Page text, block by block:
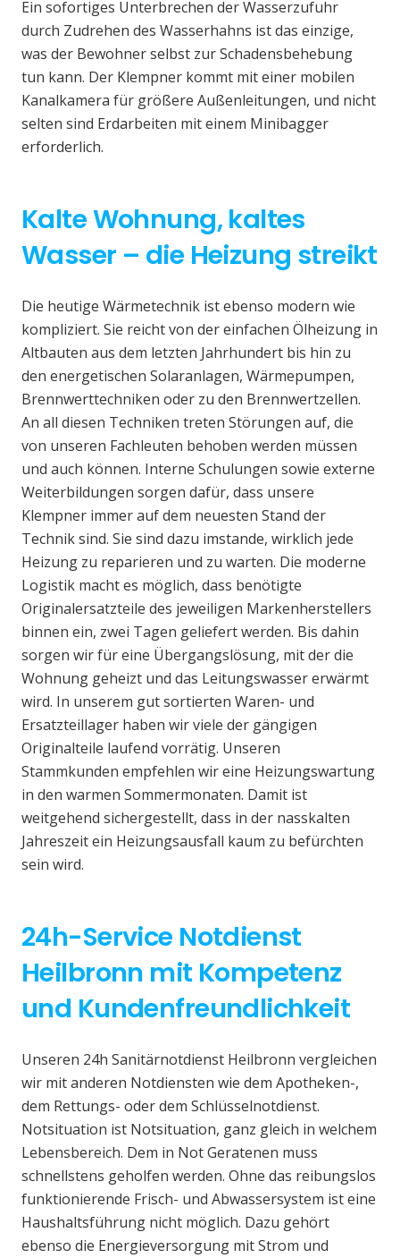
Ein sofortiges Unterbrechen der Wasserzufuhr
durch Zudrehen des Wasserhahns ist das einzige,
was der Bewohner selbst zur Schadensbehebung
tun kann. Der Klempner kommt mit einer mobilen
Kanalkamera für größere Außenleitungen, und nicht
selten sind Erdarbeiten mit einem Minibagger
erforderlich.
Kalte Wohnung, kaltes
Wasser – die Heizung streikt
Die heutige Wärmetechnik ist ebenso modern wie
kompliziert. Sie reicht von der einfachen Ölheizung in
Altbauten aus dem letzten Jahrhundert bis hin zu
den energetischen Solaranlagen, Wärmepumpen,
Brennwerttechniken oder zu den Brennwertzellen.
An all diesen Techniken treten Störungen auf, die
von unseren Fachleuten behoben werden müssen
und auch können. Interne Schulungen sowie externe
Weiterbildungen sorgen dafür, dass unsere
Klempner immer auf dem neuesten Stand der
Technik sind. Sie sind dazu imstande, wirklich jede
Heizung zu reparieren und zu warten. Die moderne
Logistik macht es möglich, dass benötigte
Originalersatzteile des jeweiligen Markenherstellers
binnen ein, zwei Tagen geliefert werden. Bis dahin
sorgen wir für eine Übergangslösung, mit der die
Wohnung geheizt und das Leitungswasser erwärmt
wird. In unserem gut sortierten Waren- und
Ersatzteillager haben wir viele der gängigen
Originalteile laufend vorrätig. Unseren
Stammkunden empfehlen wir eine Heizungswartung
in den warmen Sommermonaten. Damit ist
weitgehend sichergestellt, dass in der nasskalten
Jahreszeit ein Heizungsausfall kaum zu befürchten
sein wird.
24h-Service Notdienst
Heilbronn mit Kompetenz
und Kundenfreundlichkeit
Unseren 24h Sanitärnotdienst Heilbronn vergleichen
wir mit anderen Notdiensten wie dem Apotheken-,
dem Rettungs- oder dem Schlüsselnotdienst.
Notsituation ist Notsituation, ganz gleich in welchem
Lebensbereich. Dem in Not Geratenen muss
schnellstens geholfen werden. Ohne das reibungslos
funktionierende Frisch- und Abwassersystem ist eine
Haushaltsführung nicht möglich. Dazu gehört
ebenso die Energieversorgung mit Strom und